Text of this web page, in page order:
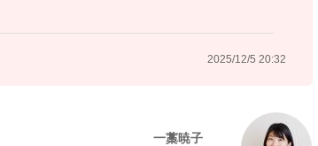
2025/12/5 20:32
一藁暁子